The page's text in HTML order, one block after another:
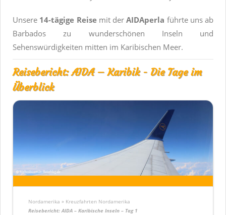
Unsere 14-tägige Reisemit derAIDAperla führte uns ab
Barbados zu wunderschönen Inseln und
Sehenswürdigkeiten mitten im Karibischen Meer.
Reisebericht: AIDA – Karibik - Die Tage im
Überblick
Nordamerika » Kreuzfahrten Nordamerika
Reisebericht: AIDA – Karibische Inseln – Tag 1